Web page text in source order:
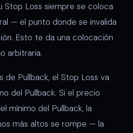
Stop Loss siempre se coloca
— el punto donde se invalida
Esto te da una colocación
arbitraria.
de Pullback, el Stop Loss va
del Pullback. Si el precio
mínimo del Pullback, la
más altos se rompe — la